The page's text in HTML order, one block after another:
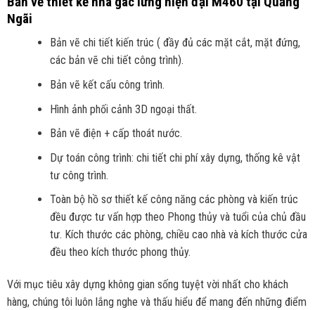
Ngãi
Bản vẽ chi tiết kiến trúc ( đầy đủ các mặt cắt, mặt đứng,
các bản vẽ chi tiết công trình).
Bản vẽ kết cấu công trình.
Hình ảnh phối cảnh 3D ngoại thất.
Bản vẽ điện + cấp thoát nước.
Dự toán công trình: chi tiết chi phí xây dựng, thống kê vật
tư công trình.
Toàn bộ hồ sơ thiết kế công năng các phòng và kiến trúc
đều được tư vấn hợp theo Phong thủy và tuổi của chủ đầu
tư. Kích thước các phòng, chiều cao nhà và kích thước cửa
đều theo kích thước phong thủy.
Với mục tiêu xây dựng không gian sống tuyệt vời nhất cho khách
hàng, chúng tôi luôn lắng nghe và thấu hiểu để mang đến những điểm